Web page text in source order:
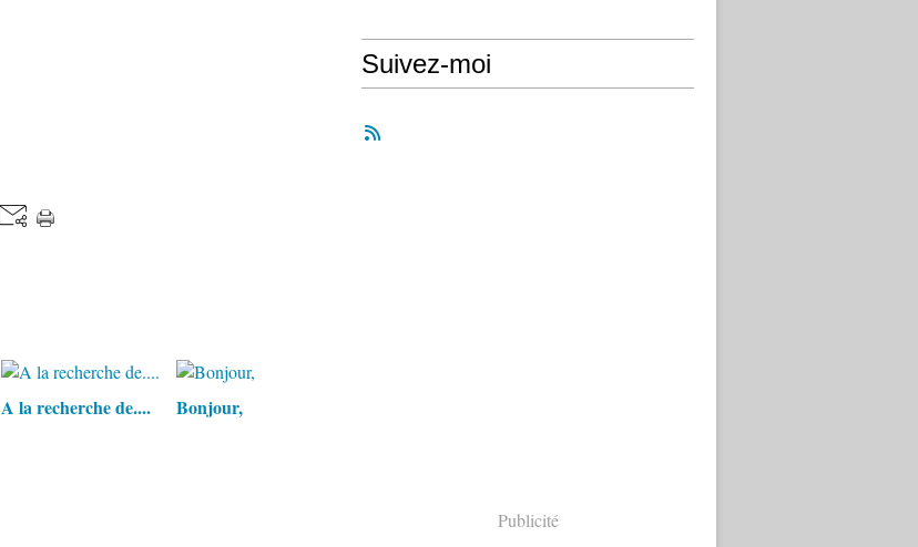
A la recherche de.... Bonjour,
Suivez-moi
Publicité